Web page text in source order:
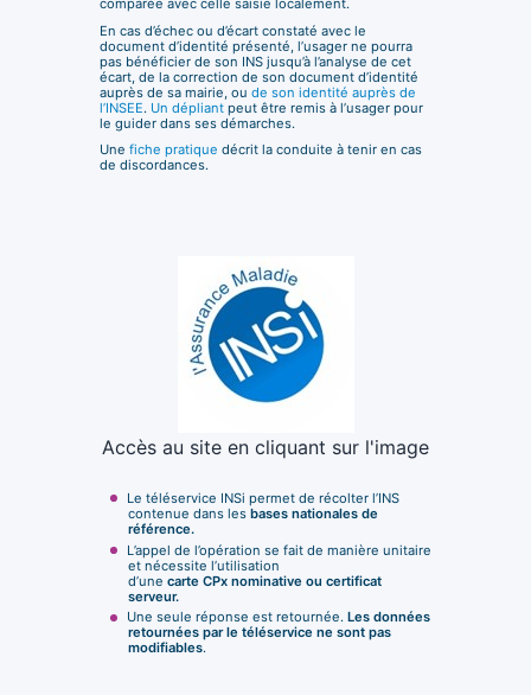
comparée avec celle saisie localement.
En cas d’échec ou d’écart constaté avec le
document d’identité présenté, l’usager ne pourra
pas bénéficier de son INS jusqu’à l’analyse de cet
écart, de la correction de son document d’identité
auprès de sa mairie, ou de son identité auprès de
l’INSEE. Un dépliant peut être remis à l’usager pour
le guider dans ses démarches.
Une fiche pratique décrit la conduite à tenir en cas
de discordances.
Accès au site en cliquant sur l'image
Le téléservice INSi permet de récolter l’INS
contenue dans les bases nationales de
référence.
L’appel de l’opération se fait de manière unitaire
et nécessite l’utilisation
d’une carte CPx nominative ou certificat
serveur.
Une seule réponse est retournée. Les données
retournées par le téléservice ne sont pas
modifiables.